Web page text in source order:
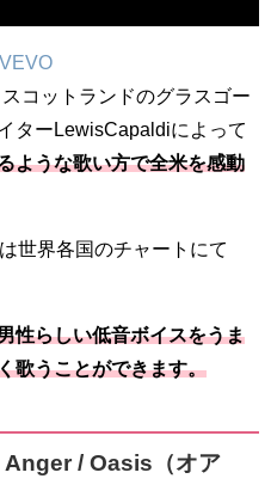
コットランドのグラスゴー
ターLewisCapaldiによって
ような歌い方で全米を感動
世界各国のチャートにて
性らしい低音ボイスをうま
歌うことができます。
/ Oasis（オア